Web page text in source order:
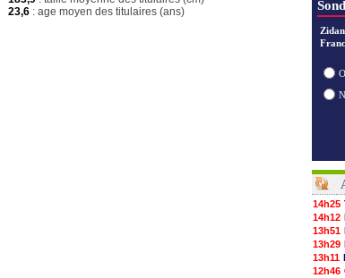
23,6 : age moyen des titulaires (ans)
14h25
14h12
13h51
13h29
13h11
12h46